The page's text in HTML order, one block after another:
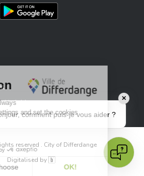
l'App Store
Téléchargez l'app sur Play Store
reserved . City of Differdange
Digitalised by
✕
comment puis-je vous aider ?